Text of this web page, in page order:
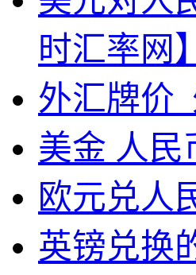
时汇率网】
外汇牌价
美金 人民
欧元兑人
英镑兑换